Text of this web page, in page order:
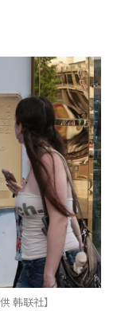
韩联社】